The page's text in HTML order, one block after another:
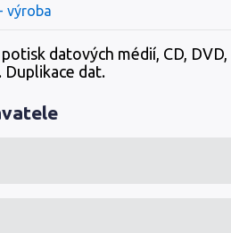
výroba
datových médií, CD, DVD,
Duplikace dat.